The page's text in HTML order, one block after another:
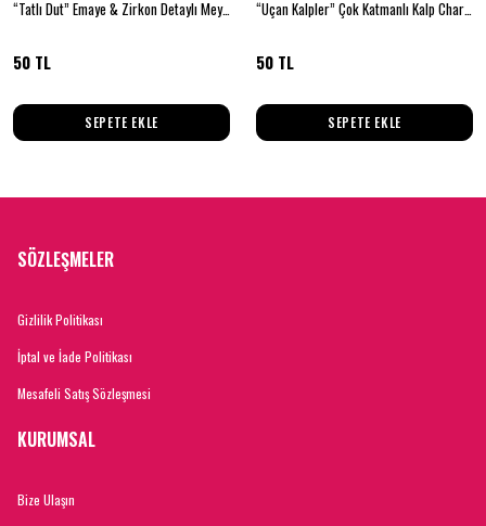
“Tatlı Dut” Emaye & Zirkon Detaylı Meyve Charm
50 TL
SEPETE EKLE
“Uçan Kalpler” Çok Katmanlı Kalp Charm
50 TL
SEPETE EKLE
SÖZLEŞMELER
Gizlilik Politikası
İptal ve İade Politikası
Mesafeli Satış Sözleşmesi
KURUMSAL
Bize Ulaşın